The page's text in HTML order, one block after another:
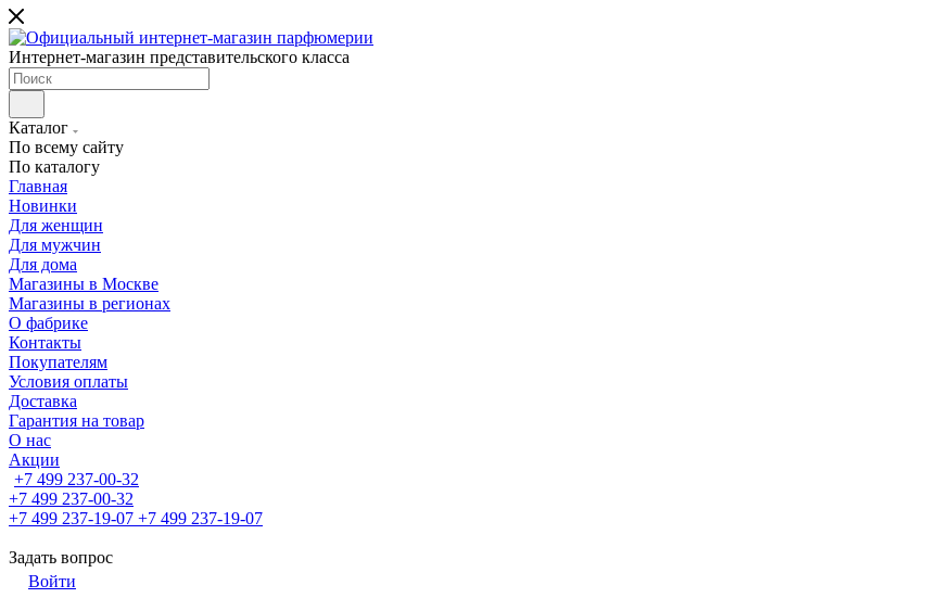
Интернет-магазин представительского класса
Каталог
По всему сайту
По каталогу
Главная
Новинки
Для женщин
Для мужчин
Для дома
Магазины в Москве
Магазины в регионах
О фабрике
Контакты
Покупателям
Условия оплаты
Доставка
Гарантия на товар
О нас
Акции
+7 499 237-00-32
+7 499 237-00-32
+7 499 237-19-07 +7 499 237-19-07
Задать вопрос
Войти